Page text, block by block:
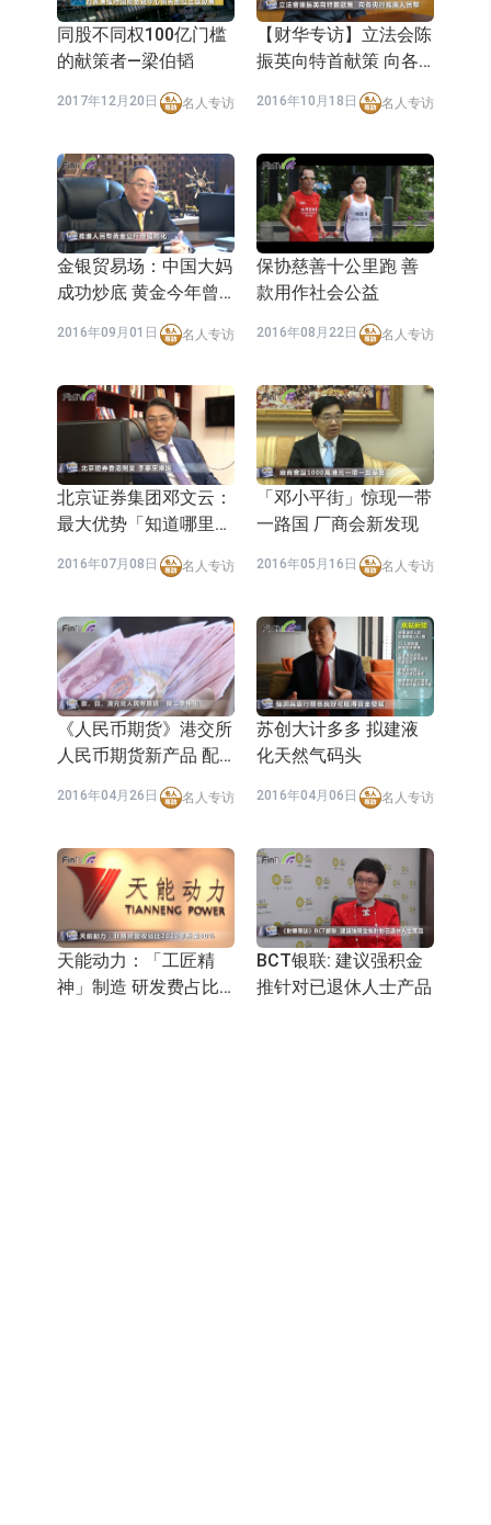
同股不同权100亿门槛
的献策者—梁伯韬
2017年12月20日 名人专访
【财华专访】立法会陈
振英向特首献策 向各
央行推广人民币
2016年10月18日 名人专访
金银贸易场：中国大妈
成功炒底 黄金今年曾
2016年09月01日 名人专访
保协慈善十公里跑 善
款用作社会公益
2016年08月22日 名人专访
北京证券集团邓文云：
最大优势「知道哪里有
2016年07月08日 名人专访
「邓小平街」惊现一带
一路国 厂商会新发现
2016年05月16日 名人专访
《人民币期货》港交所
人民币期货新产品 配
2016年04月26日 名人专访
苏创大计多多 拟建液
化天然气码头
2016年04月06日 名人专访
天能动力：「工匠精
神」制造 研发费占比
BCT银联: 建议强积金
推针对已退休人士产品